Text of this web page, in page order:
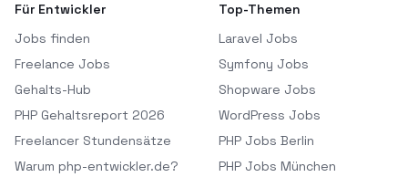
Für Entwickler
Jobs finden
Freelance Jobs
Gehalts-Hub
PHP Gehaltsreport 2026
Freelancer Stundensätze
Warum php-entwickler.de?
Top-Themen
Laravel Jobs
Symfony Jobs
Shopware Jobs
WordPress Jobs
PHP Jobs Berlin
PHP Jobs München